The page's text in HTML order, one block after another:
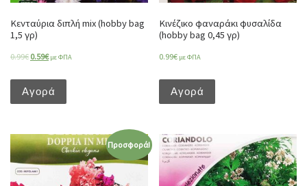
Κενταύρια διπλή mix (hobby bag
1,5 γρ)
0.99€ 0.59€ με ΦΠΑ
Αγορά
Κινέζικο φαναράκι φυσαλίδα
(hobby bag 0,45 γρ)
0.99€ με ΦΠΑ
Αγορά
Προσφορά!